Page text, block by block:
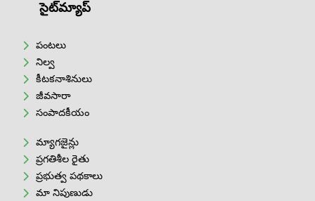
సైట్‌మ్యాప్
పంటలు
నిల్వ
కీటకనాశినులు
జీవసారా
సంపాదకీయం
మ్యాగజైన్లు
ప్రగతిశీల రైతు
ప్రభుత్వ పథకాలు
మా నిపుణుడు